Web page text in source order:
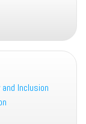
Inclusion